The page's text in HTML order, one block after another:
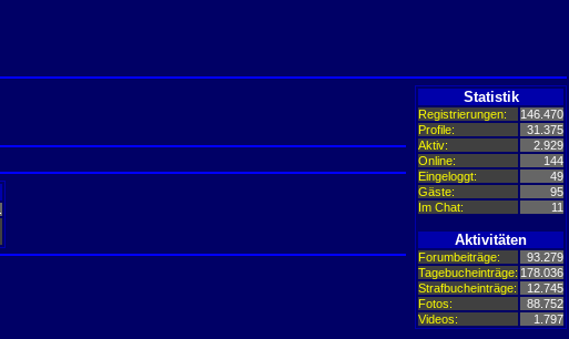
Statistik
Registrierungen:
146.470
Profile:
31.375
Aktiv:
2.929
Online:
144
Eingeloggt:
49
Gäste:
95
Im Chat:
11
Aktivitäten
Forumbeiträge:
93.279
Tagebucheinträge: 178.036
Strafbucheinträge:
12.745
Fotos:
88.752
Videos:
1.797